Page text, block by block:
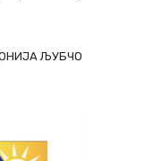
ЉУБЧО